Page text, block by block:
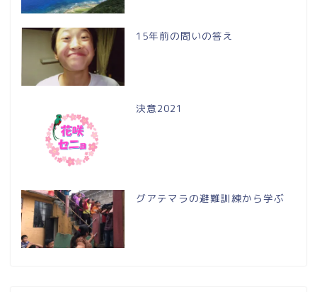
15年前の問いの答え
決意2021
グアテマラの避難訓練から学ぶ